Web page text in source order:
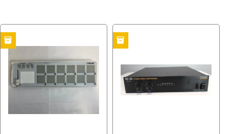
inventory inventory